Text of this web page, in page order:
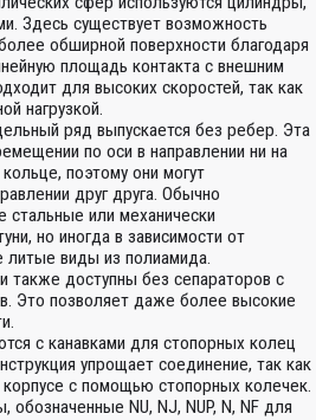
Здесь существует возможность
обширной поверхности благодаря
площадь контакта с внешним
для высоких скоростей, так как
нагрузкой.
ряд выпускается без ребер. Эта
по оси в направлении ни на
поэтому они могут
друг друга. Обычно
стальные или механически
но иногда в зависимости от
литые виды из полиамида.
также доступны без сепараторов с
Это позволяет даже более высокие
с канавками для стопорных колец
упрощает соединение, так как
с помощью стопорных колечек.
NU, NJ, NUP, N, NF для